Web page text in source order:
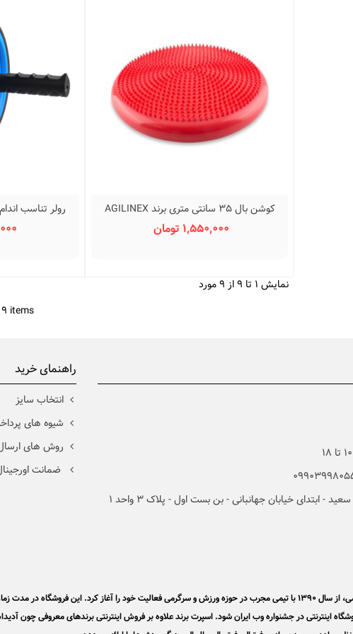
نمایش سریعکوشن بال 35 سانتی متری برند AGILINEX
1,550,000 تومان
نمایش 1 تا 9 از 9 مورد
items
- ابتدای خیابان جهانبانی - بن بست اول - پلاک 3 واحد 1
راهنمای خرید
انتخاب سایز
شیوه های
روش های
ضمانت
اسپرت برند، فروشگاه تخصصی برندهای ورزشی، از سال 1390 با تیمی مجرب در حوزه ورزش و سرگرمی فعالیت خود را آغاز کرد. این
1393 نامزد برترین فروشگاه اینترنتی در جشنواره وب ایران شود. اسپرت برند علاوه بر فروش اینترنتی برندهای معروفی